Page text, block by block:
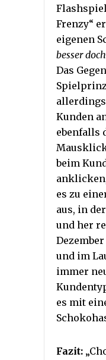
Frenzy“
eigenen
besser
Das
Kunden
ebenfalls
beim
es zu
aus, in
und her
und im
immer
es mit
Fazit: